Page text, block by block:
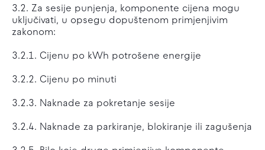
3.2. Za sesije punjenja, komponente cijena mogu
uključivati, u opsegu dopuštenom primjenjivim
zakonom:
3.2.1. Cijenu po kWh potrošene energije
3.2.2. Cijenu po minuti
3.2.3. Naknade za pokretanje sesije
3.2.4. Naknade za parkiranje, blokiranje ili zagušenja